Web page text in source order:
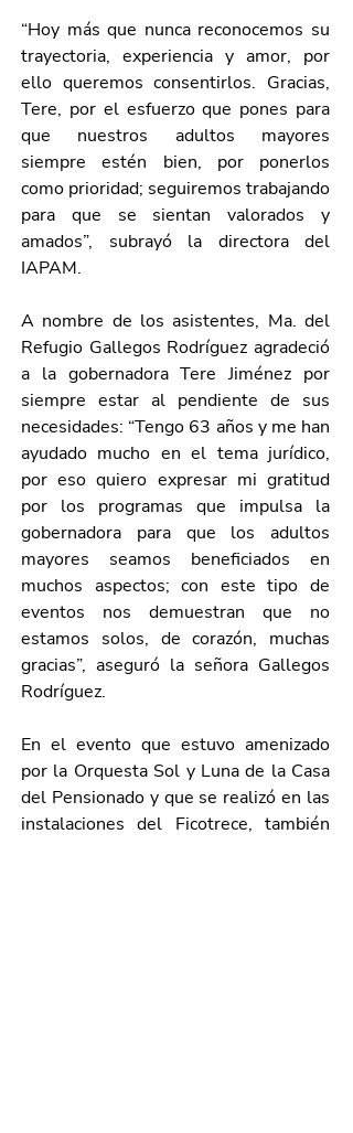
“Hoy más que nunca reconocemos su
trayectoria, experiencia y amor, por
ello queremos consentirlos. Gracias,
Tere, por el esfuerzo que pones para
que nuestros adultos mayores
siempre estén bien, por ponerlos
como prioridad; seguiremos trabajando
para que se sientan valorados y
amados”, subrayó la directora del
IAPAM.
A nombre de los asistentes, Ma. del
Refugio Gallegos Rodríguez agradeció
a la gobernadora Tere Jiménez por
siempre estar al pendiente de sus
necesidades: “Tengo 63 años y me han
ayudado mucho en el tema jurídico,
por eso quiero expresar mi gratitud
por los programas que impulsa la
gobernadora para que los adultos
mayores seamos beneficiados en
muchos aspectos; con este tipo de
eventos nos demuestran que no
estamos solos, de corazón, muchas
gracias”, aseguró la señora Gallegos
Rodríguez.
En el evento que estuvo amenizado
por la Orquesta Sol y Luna de la Casa
del Pensionado y que se realizó en las
instalaciones del Ficotrece, también